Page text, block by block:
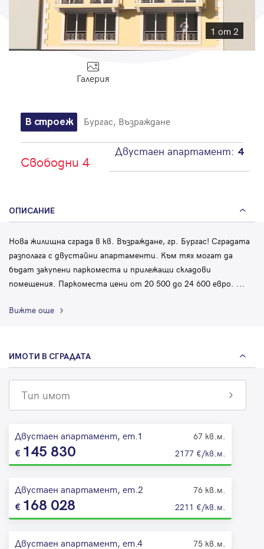
1 от 2
Галерия
В строеж Бургас, Възраждане
Свободни 4
Двустаен апартамент: 4
ОПИСАНИЕ
Нова жилищна сграда в кв. Възраждане, гр. Бургас! Сградата
разполага с двустайни апартаменти. Към тях могат да
бъдат закупени паркоместа и прилежащи складови
помещения. Паркоместа цени от 20 500 до 24 600 евро. ...
Вижте още
ИМОТИ В СГРАДАТА
Тип имот
Двустаен апартамент, ет.1 67 кв.м.
145 830 2177 €/кв.м.
Двустаен апартамент, ет.2 76 кв.м.
168 028 2211 €/кв.м.
Двустаен апартамент, ет.4 75 кв.м.
Парола
Вход с имейл
Забравена парола
Регистрация